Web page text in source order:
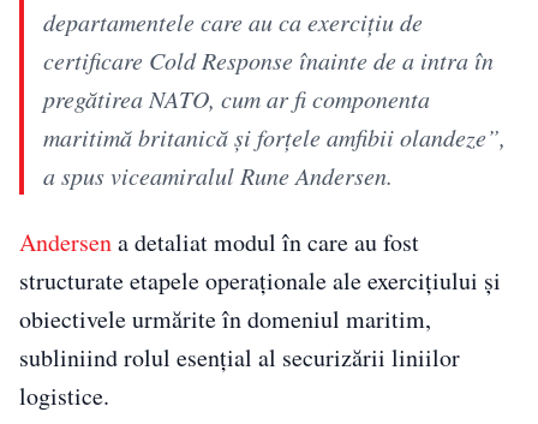
departamentele care au ca exercițiu de
certificare Cold Response înainte de a intra în
pregătirea NATO, cum ar fi componenta
maritimă britanică și forțele amfibii olandeze”,
a spus viceamiralul Rune Andersen.
Andersena detaliat modul în care au fost
structurate etapele operaționale ale exercițiului și
obiectivele urmărite în domeniul maritim,
subliniind rolul esențial al securizării liniilor
logistice.